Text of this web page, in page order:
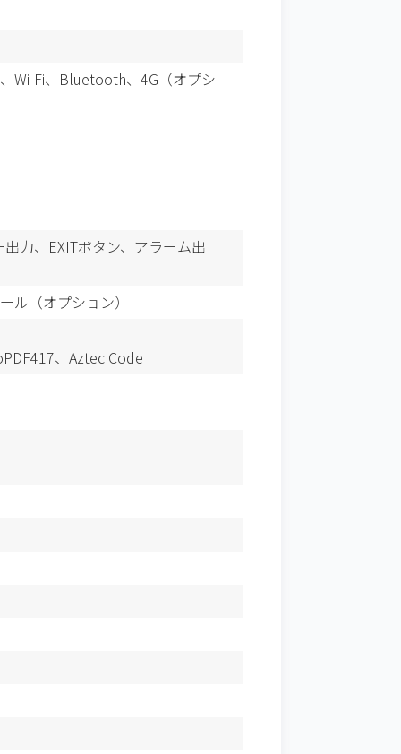
Wi-Fi、Bluetooth、4G（オプシ
力、EXITボタン、アラーム出
ル（オプション）
、Aztec Code